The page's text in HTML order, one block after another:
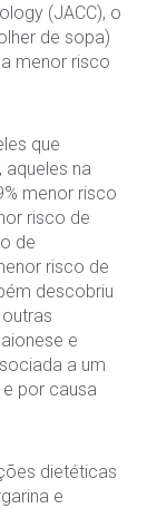
(JACC), o
de sopa)
menor risco
que
na
menor risco
risco de
de
risco de
descobriu
e
a um
por causa
dietéticas
e